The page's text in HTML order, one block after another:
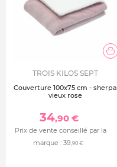
TROIS KILOS SEPT
Couverture 100x75 cm - sherpa
vieux rose
34,90 €
Prix de vente conseillé par la
marque : 39,90 €